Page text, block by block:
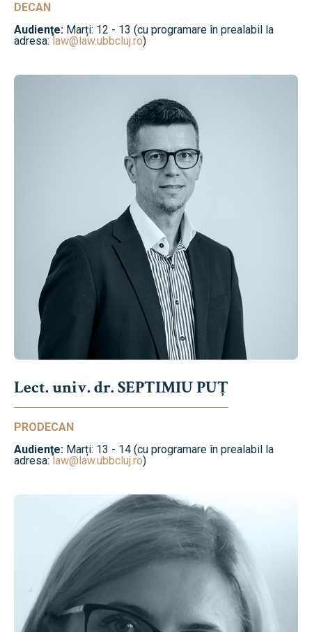
DECAN
Audienţe: Marți: 12 - 13 (cu programare în prealabil la
adresa:law@law.ubbcluj.ro)
Lect. univ. dr. SEPTIMIU PUȚ
PRODECAN
Audienţe: Marți: 13 - 14 (cu programare în prealabil la
adresa:law@law.ubbcluj.ro)